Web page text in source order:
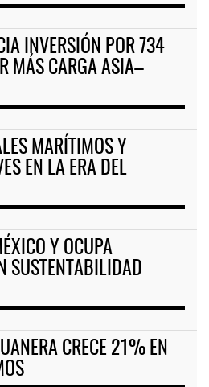
INVERSIÓN POR 734
MÁS CARGA ASIA–
MARÍTIMOS Y
EN LA ERA DEL
Y OCUPA
SUSTENTABILIDAD
CRECE 21% EN